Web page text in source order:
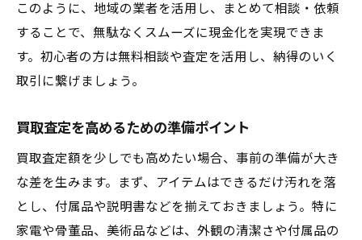
このように、地域の業者を活用し、まとめて相談・依頼
することで、無駄なくスムーズに現金化を実現できま
す。初心者の方は無料相談や査定を活用し、納得のいく
取引に繋げましょう。
買取査定を高めるための準備ポイント
買取査定額を少しでも高めたい場合、事前の準備が大き
な差を生みます。まず、アイテムはできるだけ汚れを落
とし、付属品や説明書などを揃えておきましょう。特に
家電や骨董品、美術品などは、外観の清潔さや付属品の